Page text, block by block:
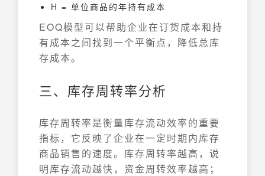
H = 单位商品的年持有成本
EOQ模型可以帮助企业在订货成本和持
有成本之间找到一个平衡点，降低总库
存成本。
三、库存周转率分析
库存周转率是衡量库存流动效率的重要
指标，它反映了企业在一定时期内库存
商品销售的速度。库存周转率越高，说
明库存流动越快，资金周转效率越高；